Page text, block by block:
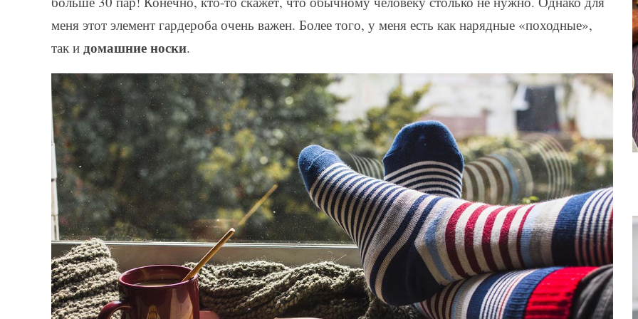
меня этот элемент гардероба очень важен. Более того, у меня есть как нарядные «походные»,
так и домашние носки.